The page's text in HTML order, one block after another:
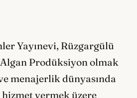
Yayınevi, Rüzgargülü
Prodüksiyon olmak
menajerlik dünyasında
vermek üzere